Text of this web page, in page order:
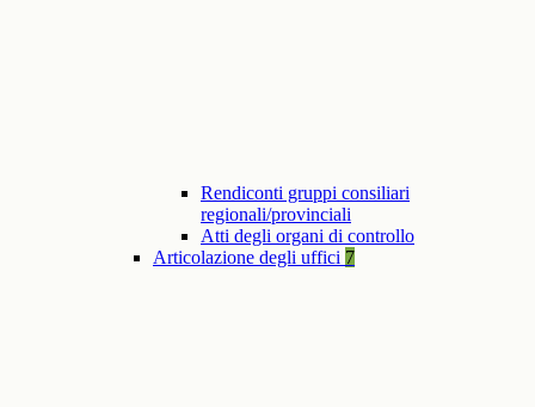
Rendiconti gruppi consiliari
regionali/provinciali
Atti degli organi di controllo
Articolazione degli uffici 7